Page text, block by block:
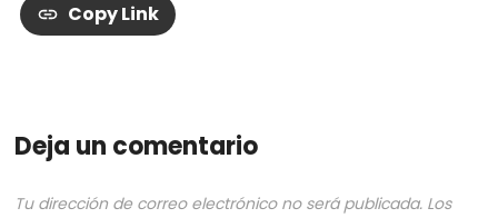
Copy Link
Deja un comentario
Tu dirección de correo electrónico no será publicada. Los